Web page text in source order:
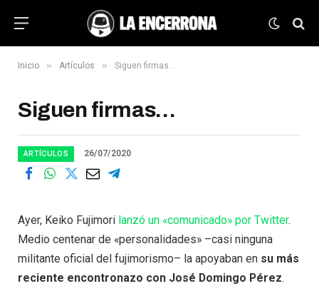
Inicio » Artículos » Siguen firmas…
Siguen firmas…
ARTÍCULOS 26/07/2020
Ayer, Keiko Fujimori lanzó un «comunicado» por Twitter.
Medio centenar de «personalidades» –casi ninguna
militante oficial del fujimorismo– la apoyaban en su más
reciente encontronazo con José Domingo Pérez.